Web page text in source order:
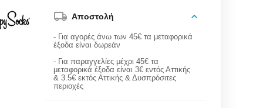
Αποστολή
- Για αγορές άνω των 45€ τα μεταφορικά
έξοδα είναι δωρεάν
- Για παραγγελίες μέχρι 45€ τα
μεταφορικά έξοδα είναι 3€ εντός Αττικής
& 3.5€ εκτός Αττικής & Δυσπρόσιτες
περιοχές